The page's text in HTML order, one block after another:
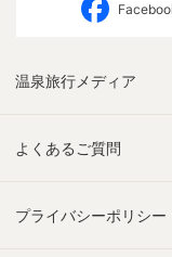
温泉旅行メディア
よくあるご質問
プライバシーポリシー